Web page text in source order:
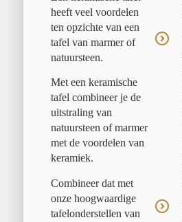
heeft veel voordelen
ten opzichte van een
tafel van marmer of
natuursteen.
Met een keramische
tafel combineer je de
uitstraling van
natuursteen of marmer
met de voordelen van
keramiek.
Combineer dat met
onze hoogwaardige
tafelonderstellen van